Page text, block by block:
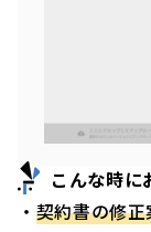
こんな時に
・ 契約書の修